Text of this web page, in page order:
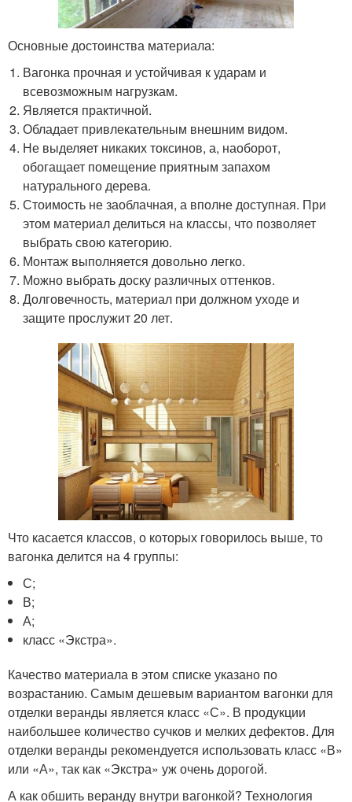
Основные достоинства материала:
Вагонка прочная и устойчивая к ударам и
всевозможным нагрузкам.
Является практичной.
Обладает привлекательным внешним видом.
Не выделяет никаких токсинов, а, наоборот,
обогащает помещение приятным запахом
натурального дерева.
Стоимость не заоблачная, а вполне доступная. При
этом материал делиться на классы, что позволяет
выбрать свою категорию.
Монтаж выполняется довольно легко.
Можно выбрать доску различных оттенков.
Долговечность, материал при должном уходе и
защите прослужит 20 лет.
Что касается классов, о которых говорилось выше, то
вагонка делится на 4 группы:
С;
В;
А;
класс «Экстра».
Качество материала в этом списке указано по
возрастанию. Самым дешевым вариантом вагонки для
отделки веранды является класс «С». В продукции
наибольшее количество сучков и мелких дефектов. Для
отделки веранды рекомендуется использовать класс «В»
или «А», так как «Экстра» уж очень дорогой.
А как обшить веранду внутри вагонкой? Технология